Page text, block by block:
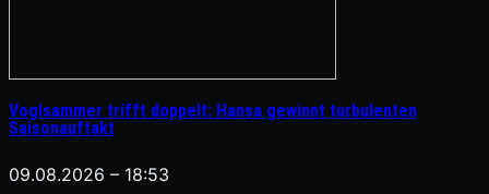
Voglsammer trifft doppelt: Hansa gewinnt turbulenten
Saisonauftakt
09.08.2026 – 18:53